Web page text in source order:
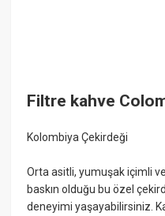
Filtre kahve
Kolombiya Çekirdeği
Orta asitli, yumuşak içimli
baskın olduğu bu özel
deneyimi yaşayabilirsiniz.